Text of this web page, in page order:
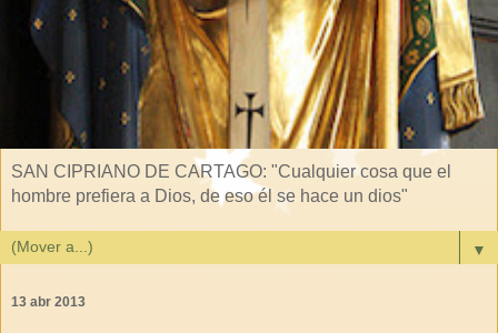
SAN CIPRIANO DE CARTAGO: "Cualquier cosa que el
hombre prefiera a Dios, de eso él se hace un dios"
▼
13 abr 2013